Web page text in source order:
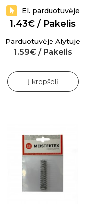
El. parduotuvėje
1.43€ / Pakelis
Parduotuvėje Alytuje
1.59€ / Pakelis
Į krepšelį